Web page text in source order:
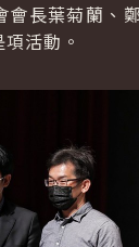
會長葉菊蘭、
活動。